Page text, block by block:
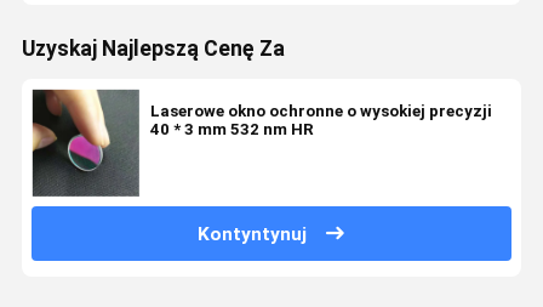
Uzyskaj Najlepszą Cenę Za
Laserowe okno ochronne o wysokiej precyzji
40 * 3 mm 532 nm HR
Kontyntynuj